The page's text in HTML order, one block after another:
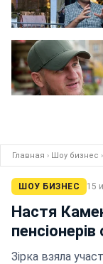
Главная › Шоу бизнес ›
ШОУ БИЗНЕС 15
Настя
Зірка взяла